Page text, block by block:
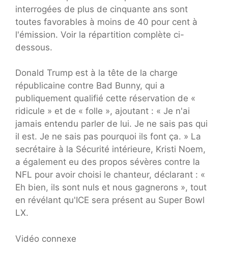
interrogées de plus de cinquante ans sont
toutes favorables à moins de 40 pour cent à
l'émission. Voir la répartition complète ci-
dessous.
Donald Trump est à la tête de la charge
républicaine contre Bad Bunny, qui a
publiquement qualifié cette réservation de «
ridicule » et de « folle », ajoutant : « Je n'ai
jamais entendu parler de lui. Je ne sais pas qui
il est. Je ne sais pas pourquoi ils font ça. » La
secrétaire à la Sécurité intérieure, Kristi Noem,
a également eu des propos sévères contre la
NFL pour avoir choisi le chanteur, déclarant : «
Eh bien, ils sont nuls et nous gagnerons », tout
en révélant qu'ICE sera présent au Super Bowl
LX.
Vidéo connexe